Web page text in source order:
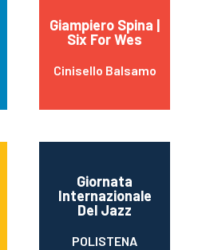
Giampiero Spina |
Six For Wes
Cinisello Balsamo
Giornata
Internazionale
Del Jazz
POLISTENA